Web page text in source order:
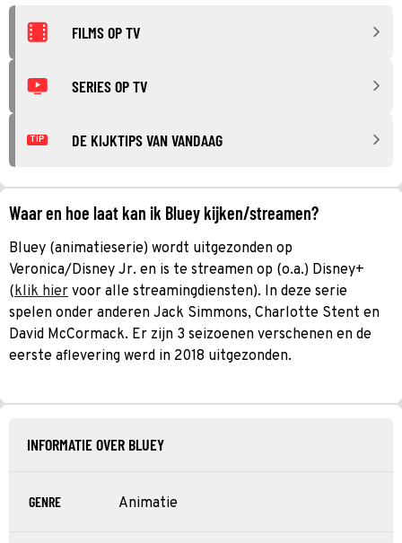
FILMS OP TV
SERIES OP TV
TIP DE KIJKTIPS VAN VANDAAG
Waar en hoe laat kan ik Bluey kijken/streamen?
Bluey (animatieserie) wordt uitgezonden op
Veronica/Disney Jr. en is te streamen op (o.a.) Disney+
(klik hier voor alle streamingdiensten). In deze serie
spelen onder anderen Jack Simmons, Charlotte Stent en
David McCormack. Er zijn 3 seizoenen verschenen en de
eerste aflevering werd in 2018 uitgezonden.
INFORMATIE OVER BLUEY
GENRE Animatie